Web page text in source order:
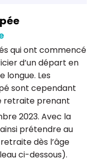
qui ont commencé
d’un départ en
Les
sont cependant
retraite prenant
2023. Avec la
prétendre au
dès l’âge
ci-dessous).